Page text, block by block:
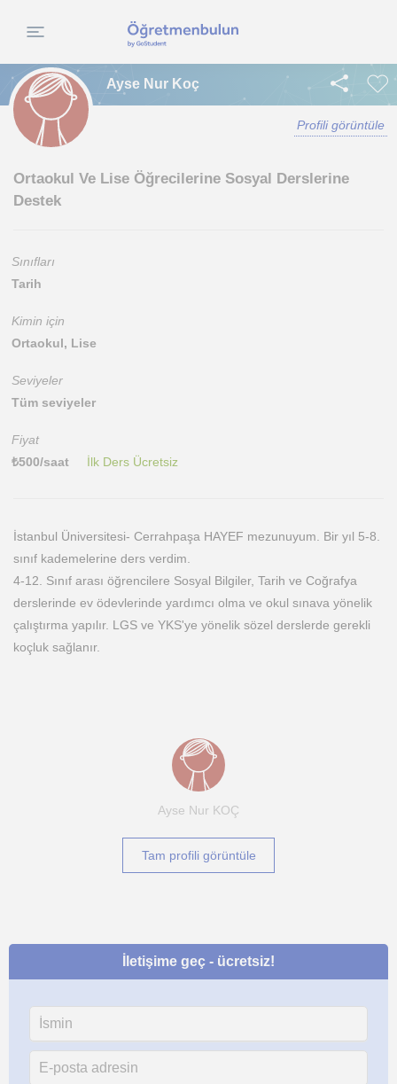
Ayse Nur Koç
Profili görüntüle
Ortaokul Ve Lise Öğrecilerine Sosyal Derslerine
Destek
Sınıfları
Tarih
Kimin için
Ortaokul, Lise
Seviyeler
Tüm seviyeler
Fiyat
₺500/saat İlk Ders Ücretsiz
İstanbul Üniversitesi- Cerrahpaşa HAYEF mezunuyum. Bir yıl 5-8.
sınıf kademelerine ders verdim.
4-12. Sınıf arası öğrencilere Sosyal Bilgiler, Tarih ve Coğrafya
derslerinde ev ödevlerinde yardımcı olma ve okul sınava yönelik
çalıştırma yapılır. LGS ve YKS'ye yönelik sözel derslerde gerekli
koçluk sağlanır.
Ayse Nur KOÇ
Tam profili görüntüle
İletişime geç - ücretsiz!